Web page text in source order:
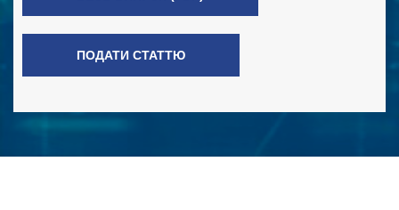
ПОДАТИ СТАТТЮ